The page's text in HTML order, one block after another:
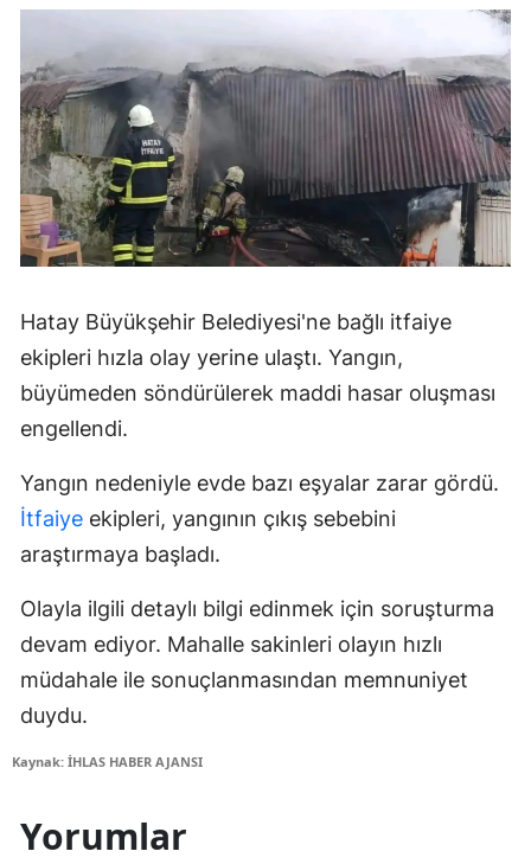
Hatay Büyükşehir Belediyesi'ne bağlı itfaiye
ekipleri hızla olay yerine ulaştı. Yangın,
büyümeden söndürülerek maddi hasar oluşması
engellendi.
Yangın nedeniyle evde bazı eşyalar zarar gördü.
İtfaiye ekipleri, yangının çıkış sebebini
araştırmaya başladı.
Olayla ilgili detaylı bilgi edinmek için soruşturma
devam ediyor. Mahalle sakinleri olayın hızlı
müdahale ile sonuçlanmasından memnuniyet
duydu.
Kaynak: İHLAS HABER AJANSI
Yorumlar